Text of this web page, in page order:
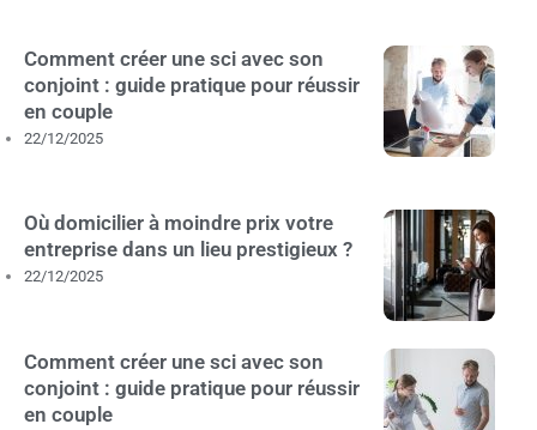
Comment créer une sci avec son
conjoint : guide pratique pour réussir
en couple
22/12/2025
Où domicilier à moindre prix votre
entreprise dans un lieu prestigieux ?
22/12/2025
Comment créer une sci avec son
conjoint : guide pratique pour réussir
en couple